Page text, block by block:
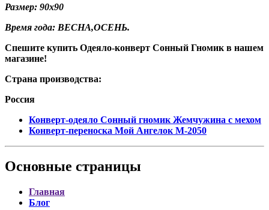
Размер: 90х90
Время года: ВЕСНА,ОСЕНЬ.
Спешите купить Одеяло-конверт Сонный Гномик в нашем
магазине!
Страна производства:
Россия
Конверт-одеяло Сонный гномик Жемчужина с мехом
Конверт-переноска Мой Ангелок М-2050
Основные страницы
Главная
Блог